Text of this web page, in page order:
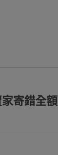
寄錯全